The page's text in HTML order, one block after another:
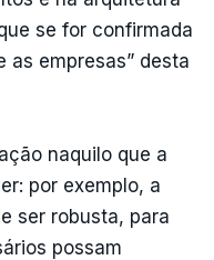
se for confirmada
as empresas” desta
naquilo que a
por exemplo, a
ser robusta, para
possam